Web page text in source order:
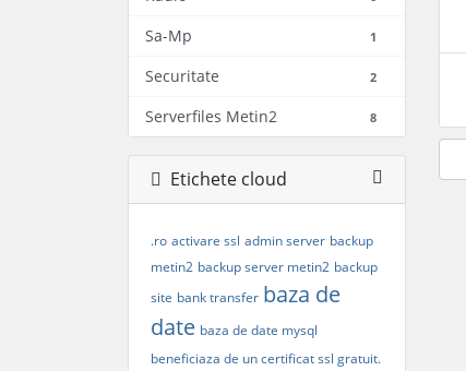
Sa-Mp 1
Securitate 2
Serverfiles Metin2 8
Etichete cloud
.ro activare ssl admin server backup
metin2 backup server metin2 backup
site bank transfer baza de
date baza de date mysql
beneficiaza de un certificat ssl gratuit.